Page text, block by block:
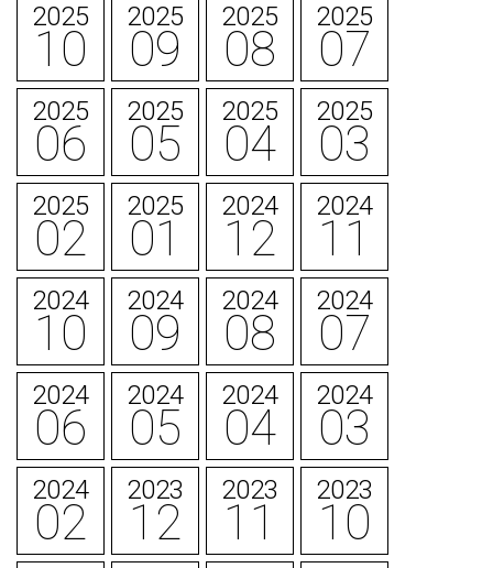
2025
10
2025
09
2025
08
2025
07
2025
06
2025
05
2025
04
2025
03
2025
02
2025
01
2024
12
2024
11
2024
10
2024
09
2024
08
2024
07
2024
06
2024
05
2024
04
2024
03
2024
02
2023
12
2023
11
2023
10